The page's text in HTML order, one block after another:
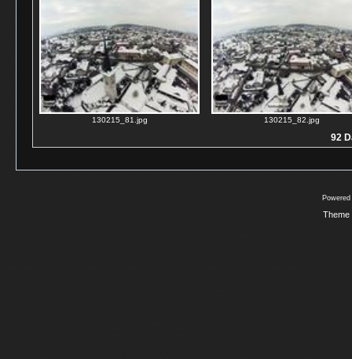
130215_81.jpg 130215_82.jpg
92
Theme